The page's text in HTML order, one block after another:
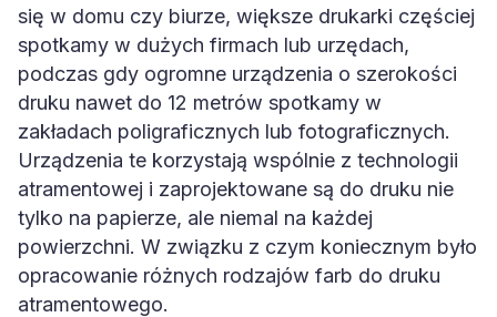
się w domu czy biurze, większe drukarki częściej
spotkamy w dużych firmach lub urzędach,
podczas gdy ogromne urządzenia o szerokości
druku nawet do 12 metrów spotkamy w
zakładach poligraficznych lub fotograficznych.
Urządzenia te korzystają wspólnie z technologii
atramentowej i zaprojektowane są do druku nie
tylko na papierze, ale niemal na każdej
powierzchni. W związku z czym koniecznym było
opracowanie różnych rodzajów farb do druku
atramentowego.